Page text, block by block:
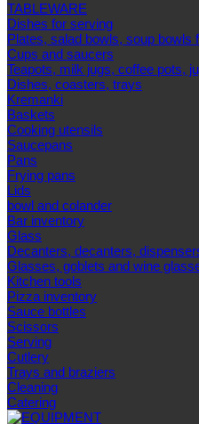
TABLEWARE
Dishes for serving
Plates, salad bowls, soup bowls
Cups and saucers
Teapots, milk jugs, coffee pots,
Dishes, coasters, trays
Kremanki
Baskets
Cooking utensils
Saucepans
Pans
Frying pans
Lids
bowl and colander
Bar inventory
Glass
Decanters, decanters,
Glasses, goblets and wine
Kitchen tools
Pizza inventory
Sauce bottles
Scissors
Serving
Cutlery
Trays and braziers
Сleaning
Catering